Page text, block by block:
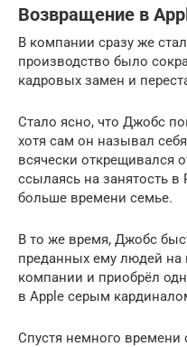
Возвращение в
В компании сразу же
производство было
кадровых замен и
Стало ясно, что Джобс
хотя сам он называл
всячески открещивался
ссылаясь на занятость в
больше времени семье.
В то же время, Джобс
преданных ему людей
компании и приобрёл
в Apple серым
Спустя немного